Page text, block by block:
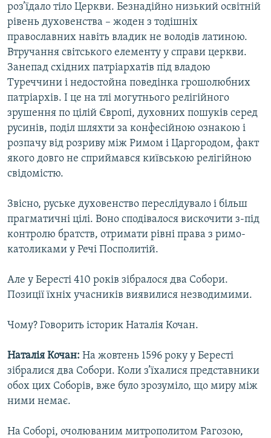
роз’їдало тіло Церкви. Безнадійно низький освітній
рівень духовенства – жоден з тодішніх
православних навіть владик не володів латиною.
Втручання світського елементу у справи церкви.
Занепад східних патріархатів під владою
Туреччини і недостойна поведінка грошолюбних
патріархів. І це на тлі могутнього релігійного
зрушення по цілій Європі, духовних пошуків серед
русинів, поділ шляхти за конфесійною ознакою і
розпачу від розриву між Римом і Царгородом, факт
якого довго не сприймався київською релігійною
свідомістю.
Звісно, руське духовенство переслідувало і більш
прагматичні цілі. Воно сподівалося вискочити з-під
контролю братств, отримати рівні права з римо-
католиками у Речі Посполитій.
Але у Бересті 410 років зібралося два Собори.
Позиції їхніх учасників виявилися незводимими.
Чому? Говорить історик Наталія Кочан.
Наталія Кочан: На жовтень 1596 року у Бересті
зібралися два Собори. Коли з’їхалися представники
обох цих Соборів, вже було зрозуміло, що миру між
ними немає.
На Соборі, очолюваним митрополитом Рагозою,